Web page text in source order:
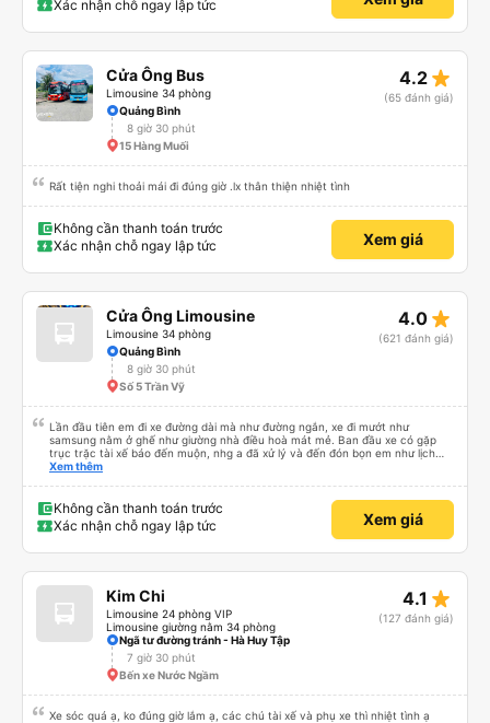
Xác nhận chỗ ngay lập tức
Cửa Ông Bus
Limousine 34 phòng
4.2 star_rate
(65 đánh giá)
Quảng Bình
8 giờ 30 phút
15 Hàng Muối
Rất tiện nghi thoải mái đi đúng giờ .lx thân thiện nhiệt tình
Không cần thanh toán trước
Xác nhận chỗ ngay lập tức
Xem giá
Cửa Ông Limousine
Limousine 34 phòng
4.0 star_rate
(621 đánh giá)
Quảng Bình
8 giờ 30 phút
Số 5 Trần Vỹ
Lần đầu tiên em đi xe đường dài mà như đường ngắn, xe đi mướt như
samsung nằm ở ghế như giường nhà điều hoà mát mẻ. Ban đầu xe có gặp
trục trặc tài xế báo đến muộn, nhg a đã xử lý và đến đón bọn em như lịch
trên hệ thống. Anh tài xế Văn Sĩ quá vui tính và nhiệt tình, trời mưa gió đã
Xem thêm
Không cần thanh toán trước
Xác nhận chỗ ngay lập tức
Xem giá
Kim Chi
Limousine 24 phòng VIP
Limousine giường nằm 34 phòng
4.1 star_rate
(127 đánh giá)
Ngã tư đường tránh - Hà Huy Tập
7 giờ 30 phút
Bến xe Nước Ngầm
Xe sóc quá ạ, ko đúng giờ lắm ạ, các chú tài xế và phụ xe thì nhiệt tình ạ